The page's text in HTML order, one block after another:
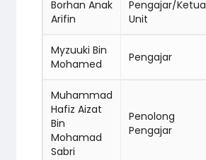
Borhan Anak
Arifin
Pengajar/Ketua
Unit
Myzuuki Bin
Mohamed
Pengajar
Muhammad
Hafiz Aizat
Bin
Mohamad
Sabri
Penolong
Pengajar